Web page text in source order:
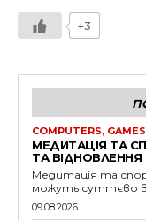
+3
COMPUTERS, GAMES
МЕДИТАЦІЯ ТА
ТА ВІДНОВЛЕННЯ
Медитація та
можуть суттєво
09.08.2026